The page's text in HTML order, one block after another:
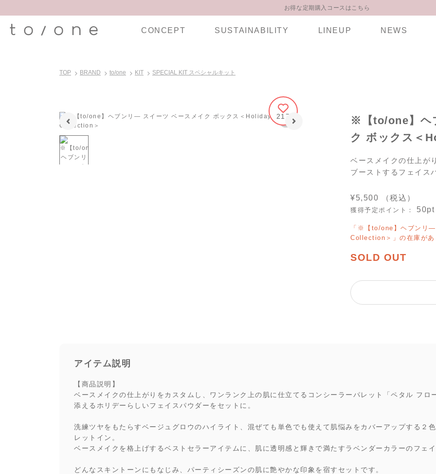
お得な定期購入コースはこちら
CONCEPT SUSTAINABILITY LINEUP NEWS
TOP BRAND to/one KIT SPECIAL KIT スペシャルキット
6
217
※【to/one】ヘ
ク ボックス＜
ベースメイクの仕上が
ブーストするフェイス
¥5,500 （税込）
獲得予定ポイント： 50pt
「※【to/one】ヘブンリ
Collection＞」の在庫があ
SOLD OUT
アイテム説明
【商品説明】
ベースメイクの仕上がりをカスタムし、ワンランク上の肌に仕立てるコンシーラーパレット「ペタル フ
添えるホリデーらしいフェイスパウダーをセットに。
洗練ツヤをもたらすベージュグロウのハイライト、混ぜても単色でも使えて肌悩みをカバーアップする２
レットイン。
ベースメイクを格上げするベストセラーアイテムに、肌に透明感と輝きで満たすラベンダーカラーのフェ
どんなスキントーンにもなじみ、パーティシーズンの肌に艶やかな印象を宿すセットです。